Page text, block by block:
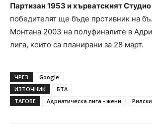
Партизан 1953 и хърватският
победителят ще бъде противник на
Монтана 2003 на полуфиналите в
лига, които са планирани за 28 март.
ЧРЕЗ
Google
ИЗТОЧНИК
БТА
ТАГОВЕ
Адриатическа лига - жени